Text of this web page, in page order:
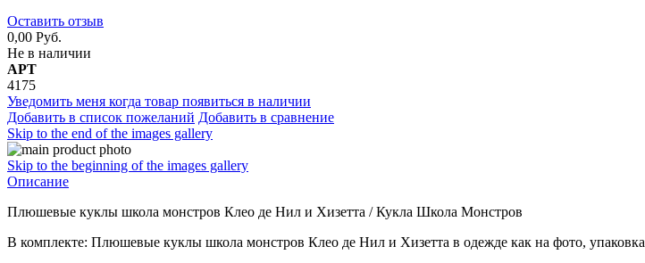
Оставить отзыв
0,00 Руб.
Не в наличии
АРТ
4175
Уведомить меня когда товар появиться в наличии
Добавить в список пожеланий Добавить в сравнение
Skip to the end of the images gallery
Skip to the beginning of the images gallery
Описание
Плюшевые куклы школа монстров Клео де Нил и Хизетта / Кукла Школа Монстров
В комплекте: Плюшевые куклы школа монстров Клео де Нил и Хизетта в одежде как на фото, упаковка